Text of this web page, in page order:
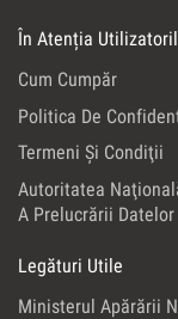
În Atenția
Cum Cumpăr
Politica De
Termeni Şi Condiţii
Autoritatea
A Prelucrării
Legături Utile
Ministerul Apărării